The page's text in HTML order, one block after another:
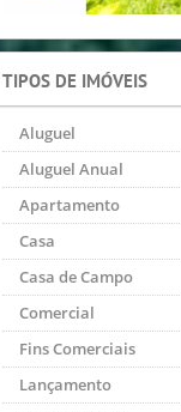
TIPOS DE IMÓVEIS
Aluguel
Aluguel Anual
Apartamento
Casa
Casa de Campo
Comercial
Fins Comerciais
Lançamento